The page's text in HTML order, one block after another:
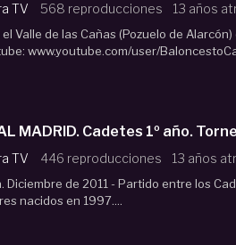
TV 568 reproducciones 13 años
Valle de las Cañas (Pozuelo de
www.youtube.com/user/
CANOE NC - REAL MADRID.
TV 446 reproducciones 13 años
de 2011 - Partido entre los
nacidos en 1997....